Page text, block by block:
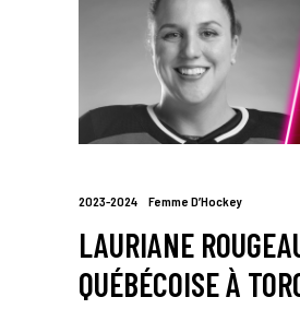
2023-2024 Femme D’Hockey
LAURIANE
QUÉBÉCOISE À